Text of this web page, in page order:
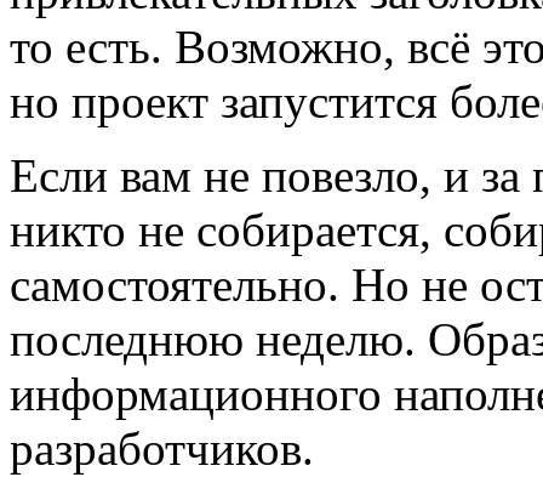
то есть. Возможно, всё
но проект запустится
Если вам не повезло, и за
никто не собирается,
самостоятельно. Но не
последнюю неделю.
информационного
разработчиков.